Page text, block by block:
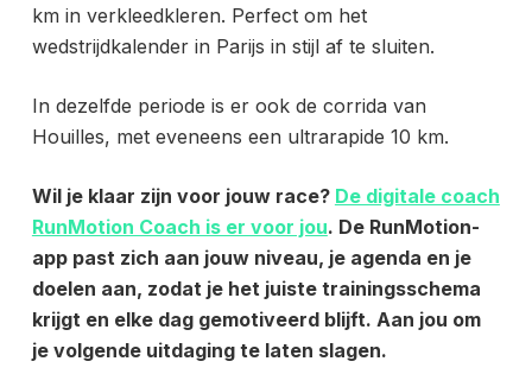
km in verkleedkleren. Perfect om het
wedstrijdkalender in Parijs in stijl af te sluiten.
In dezelfde periode is er ook de corrida van
Houilles, met eveneens een ultrarapide 10 km.
Wil je klaar zijn voor jouw race? De digitale coach
RunMotion Coach is er voor jou. De RunMotion-
app past zich aan jouw niveau, je agenda en je
doelen aan, zodat je het juiste trainingsschema
krijgt en elke dag gemotiveerd blijft. Aan jou om
je volgende uitdaging te laten slagen.